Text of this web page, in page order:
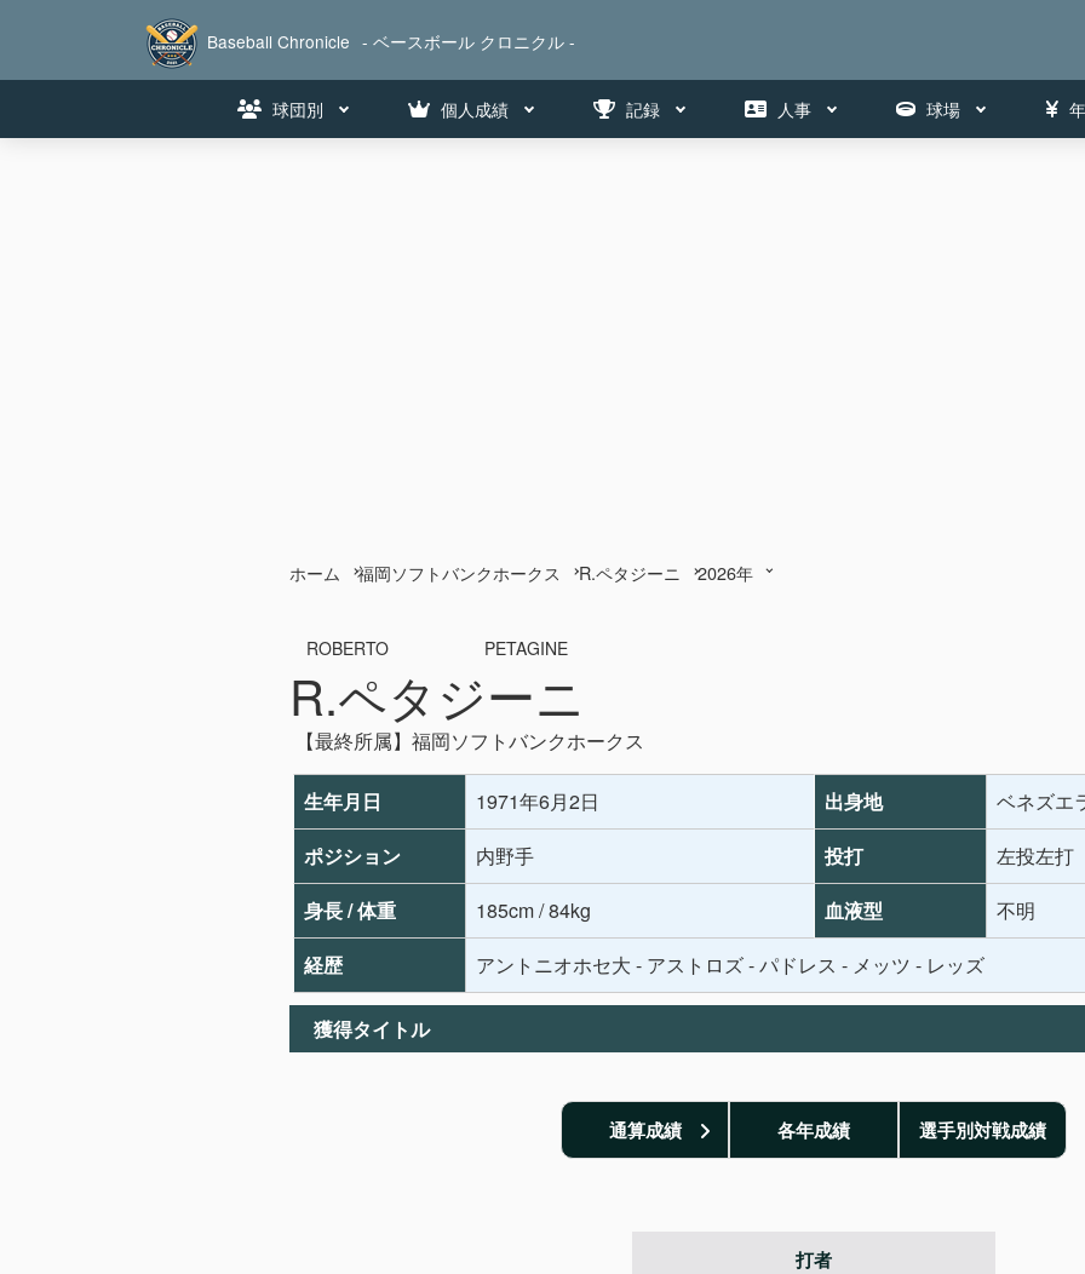
Baseball Chronicle - ベースボール クロニクル -
球団別 個人成績 記録 人事 球場
ホーム 福岡ソフトバンクホークス R.ペタジーニ 2026年
R.ペタジーニ
ROBERTO PETAGINE
【最終所属】福岡ソフトバンクホークス
生年月日 1971年6月2日 出身地
ベネズエ
ポジション
内野手 投打
左投左打
身長 / 体重
185cm / 84kg 血液型
不明
経歴
アントニオホセ大 - アストロズ - パドレス - メッツ - レッズ
獲得タイトル
通算成績 各年成績 選手別対戦成績
打者